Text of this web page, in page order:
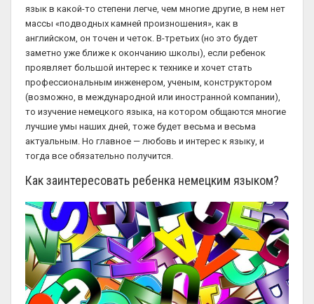
язык в какой-то степени легче, чем многие другие, в нем нет
массы «подводных камней произношения», как в
английском, он точен и четок. В-третьих (но это будет
заметно уже ближе к окончанию школы), если ребенок
проявляет большой интерес к технике и хочет стать
профессиональным инженером, ученым, конструктором
(возможно, в международной или иностранной компании),
то изучение немецкого языка, на котором общаются многие
лучшие умы наших дней, тоже будет весьма и весьма
актуальным. Но главное — любовь и интерес к языку, и
тогда все обязательно получится.
Как заинтересовать ребенка немецким языком?